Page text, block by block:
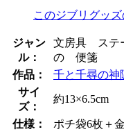
このジブリグッ
ジャン
ル：
文房具 ステ
の 便箋
作品：
千と千尋の神
サイ
ズ：
約13×6.5cm
仕様：
ポチ袋6枚＋